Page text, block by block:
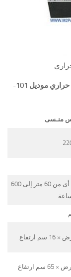
حراري موديل
101-
منـسى
من 1 إلى 10 متر في الدقيقة أى من 60 متر إلى 600